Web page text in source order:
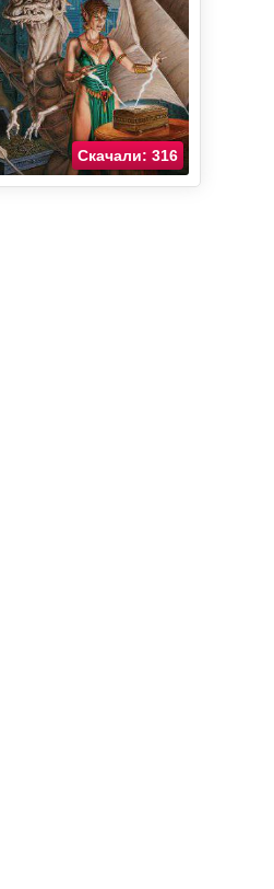
Скачали: 316